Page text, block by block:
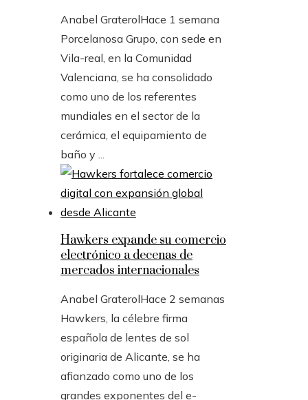
Anabel GraterolHace 1 semana
Porcelanosa Grupo, con sede en
Vila-real, en la Comunidad
Valenciana, se ha consolidado
como uno de los referentes
mundiales en el sector de la
cerámica, el equipamiento de
baño y ...
Hawkers expande su comercio
electrónico a decenas de
mercados internacionales
Anabel GraterolHace 2 semanas
Hawkers, la célebre firma
española de lentes de sol
originaria de Alicante, se ha
afianzado como uno de los
grandes exponentes del e-